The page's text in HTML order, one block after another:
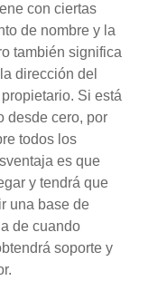
con ciertas
de nombre y la
también significa
dirección del
Si está
desde cero, por
todos los
es que
y tendrá que
una base de
de cuando
soporte y